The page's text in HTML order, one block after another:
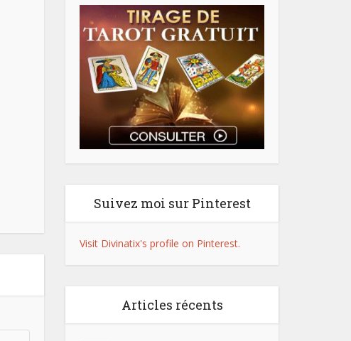
Suivez moi sur Pinterest
Visit Divinatix's profile on Pinterest.
Articles récents